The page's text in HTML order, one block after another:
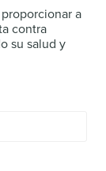
a
contra
su salud y